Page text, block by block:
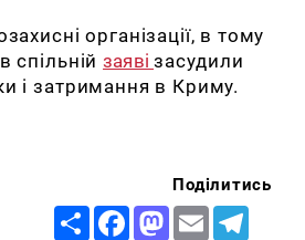
організації, в тому
спільнійзаявізасудили
і затримання в Криму.
Поділитись
Share FacebookMastodon
Email